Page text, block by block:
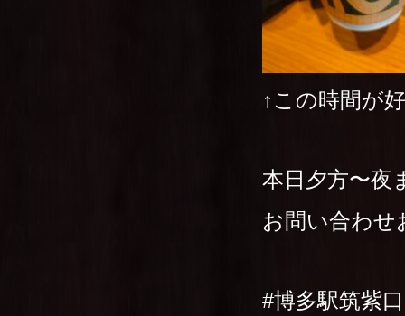
↑この時間が
本日夕方〜夜
お問い合わせ
#博多駅筑紫